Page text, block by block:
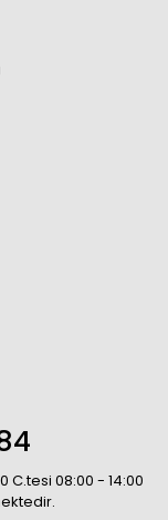
C.tesi 08:00 - 14:00